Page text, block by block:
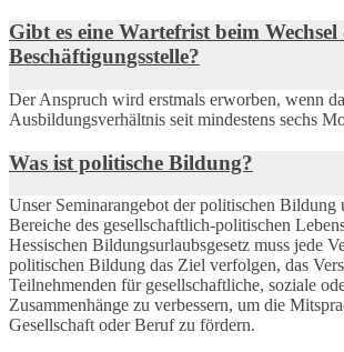
Gibt es eine Wartefrist beim Wechsel
Beschäftigungsstelle?
Der Anspruch wird erstmals erworben, wenn
Ausbildungsverhältnis seit mindestens sechs
Was ist politische Bildung?
Unser Seminarangebot der politischen Bildung
Bereiche des gesellschaftlich-politischen
Hessischen Bildungsurlaubsgesetz muss jede
politischen Bildung das Ziel verfolgen, das
Teilnehmenden für gesellschaftliche, soziale
Zusammenhänge zu verbessern, um die
Gesellschaft oder Beruf zu fördern.